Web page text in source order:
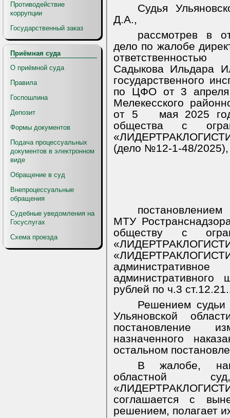
Противодействие
коррупции
Государственный заказ
Приёмная суда
О приёмной суда
Правила
Госпошлина
Депозит
Формы документов
Подача процессуальных
документов в электронном
виде
Обращение в суд
Внепроцессуальные
обращения
Судебные уведомления на
Госуслугах
Схема проезда
Судья
Д.А.,
рассмотрев в
дело по жалобе
Садыкова Ильдара
государственного
по ЦФО от 3
Мелекесского
от 5 мая 2025
общества с
(дело №12-1-48/2025),
постановлением
МТУ
обществу с
рублей по ч.3
Решением судьи
Ульяновской
постановление
назначенного
остальном
В жалобе,
областной
соглашается с
решением, полагает